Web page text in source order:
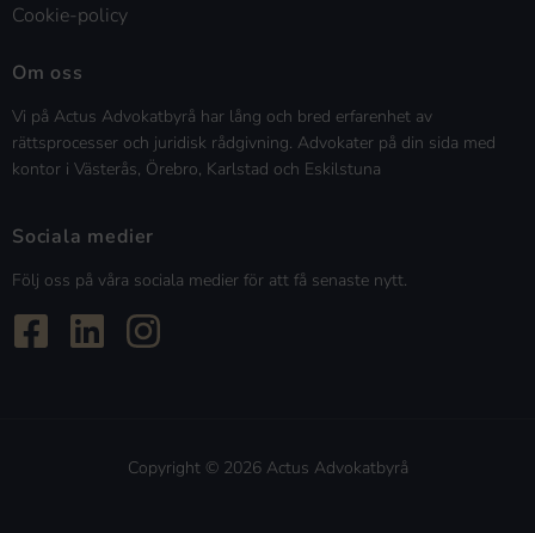
Cookie-policy
Om oss
Vi på Actus Advokatbyrå har lång och bred erfarenhet av
rättsprocesser och juridisk rådgivning. Advokater på din sida med
kontor i Västerås, Örebro, Karlstad och Eskilstuna
Sociala medier
Följ oss på våra sociala medier för att få senaste nytt.
Copyright © 2026 Actus Advokatbyrå